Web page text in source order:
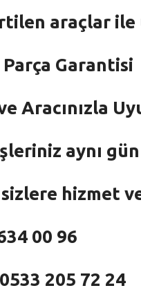
araçlar
Garantisi
Aracınızla
aynı
hizmet
00 96
205 72 24